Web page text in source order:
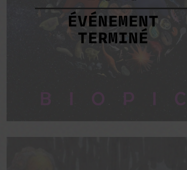
ÉVÉNEMENT
TERMINÉ